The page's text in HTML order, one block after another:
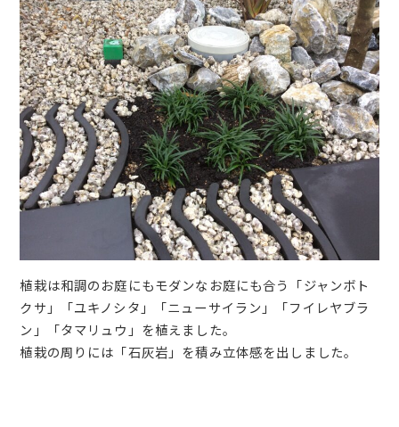
植栽は和調のお庭にもモダンなお庭にも合う「ジャンボト
クサ」「ユキノシタ」「ニューサイラン」「フイレヤブラ
ン」「タマリュウ」を植えました。
植栽の周りには「石灰岩」を積み立体感を出しました。